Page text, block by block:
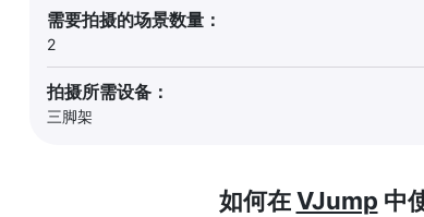
需要拍摄的场景数量：
2
拍摄所需设备：
三脚架
如何在VJump 中